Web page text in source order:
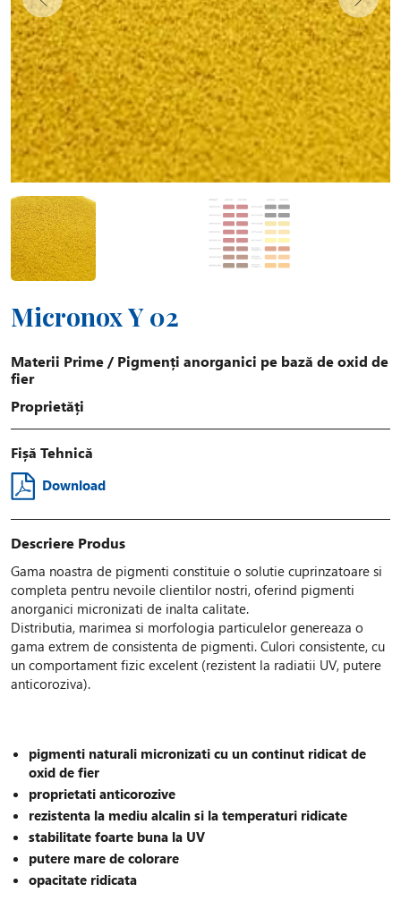
Micronox Y 02
Materii Prime / Pigmenți anorganici pe bază de oxid de
fier
Proprietăți
Fișă Tehnică
Download
Descriere Produs
Gama noastra de pigmenti constituie o solutie cuprinzatoare si
completa pentru nevoile clientilor nostri, oferind pigmenti
anorganici micronizati de inalta calitate.
Distributia, marimea si morfologia particulelor genereaza o
gama extrem de consistenta de pigmenti. Culori consistente, cu
un comportament fizic excelent (rezistent la radiatii UV, putere
anticoroziva).
pigmenti naturali micronizati cu un continut ridicat de
oxid de fier
proprietati anticorozive
rezistenta la mediu alcalin si la temperaturi ridicate
stabilitate foarte buna la UV
putere mare de colorare
opacitate ridicata